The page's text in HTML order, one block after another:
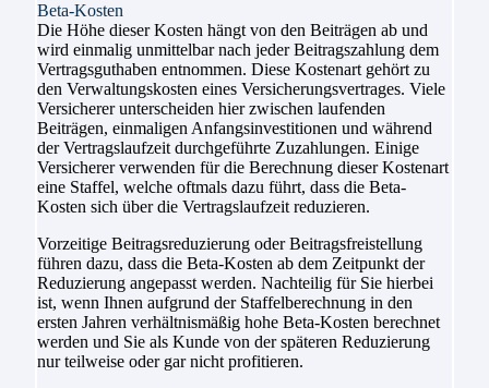
Beta-Kosten
Die Höhe dieser Kosten hängt von den Beiträgen ab und
wird einmalig unmittelbar nach jeder Beitragszahlung dem
Vertragsguthaben entnommen. Diese Kostenart gehört zu
den Verwaltungskosten eines Versicherungsvertrages. Viele
Versicherer unterscheiden hier zwischen laufenden
Beiträgen, einmaligen Anfangsinvestitionen und während
der Vertragslaufzeit durchgeführte Zuzahlungen. Einige
Versicherer verwenden für die Berechnung dieser Kostenart
eine Staffel, welche oftmals dazu führt, dass die Beta-
Kosten sich über die Vertragslaufzeit reduzieren.
Vorzeitige Beitragsreduzierung oder Beitragsfreistellung
führen dazu, dass die Beta-Kosten ab dem Zeitpunkt der
Reduzierung angepasst werden. Nachteilig für Sie hierbei
ist, wenn Ihnen aufgrund der Staffelberechnung in den
ersten Jahren verhältnismäßig hohe Beta-Kosten berechnet
werden und Sie als Kunde von der späteren Reduzierung
nur teilweise oder gar nicht profitieren.